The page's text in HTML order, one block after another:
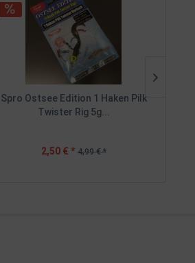
Spro Ostsee Edition 1 Haken Pilk
Twister Rig 5g...
2,50 € * 4,99 € *